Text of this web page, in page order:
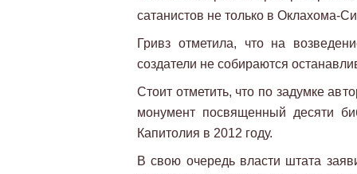
сатанистов не только в Оклахома-
Гривз отметила, что на
создатели не собираются
Стоит отметить, что по задумке
монумент посвященный десяти
Капитолия в 2012 году.
В свою очередь власти штата